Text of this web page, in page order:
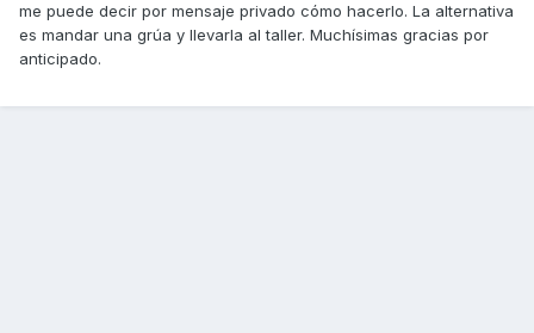
me puede decir por mensaje privado cómo hacerlo. La alternativa
es mandar una grúa y llevarla al taller. Muchísimas gracias por
anticipado.